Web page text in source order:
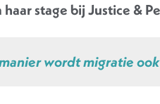
stage bij Justice &
wordt migratie